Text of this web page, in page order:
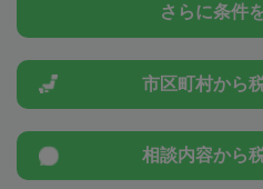
さらに条件
市区町村から
相談内容から